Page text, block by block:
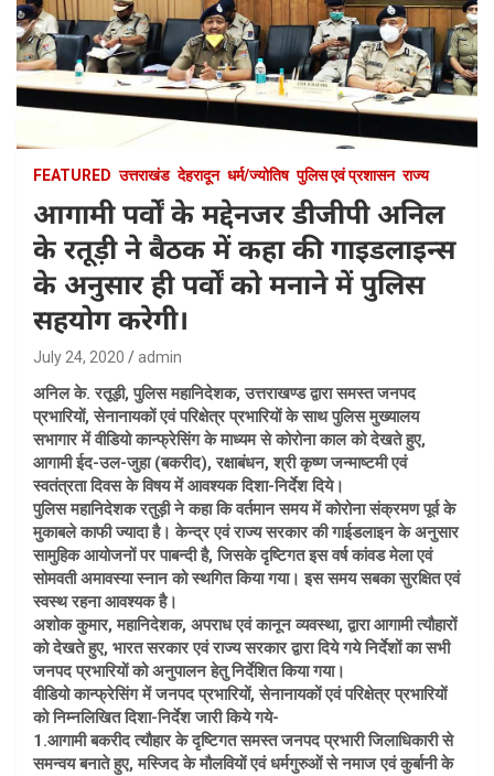
FEATURED उत्तराखंड देहरादून धर्म/ज्योतिष पुलिस एवं प्रशासन राज्य
आगामी पर्वों के मद्देनजर डीजीपी अनिल
के रतूड़ी ने बैठक में कहा की गाइडलाइन्स
के अनुसार ही पर्वों को मनाने में पुलिस
सहयोग करेगी।
July 24, 2020 admin
अनिल के. रतूड़ी, पुलिस महानिदेशक, उत्तराखण्ड द्वारा समस्त जनपद
प्रभारियों, सेनानायकों एवं परिक्षेत्र प्रभारियों के साथ पुलिस मुख्यालय
सभागार में वीडियो कान्फ्रेसिंग के माध्यम से कोरोना काल को देखते हुए,
आगामी ईद-उल-जुहा (बकरीद), रक्षाबंधन, श्री कृष्ण जन्माष्टमी एवं
स्वतंत्रता दिवस के विषय में आवश्यक दिशा-निर्देश दिये।
पुलिस महानिदेशक रतुड़ी ने कहा कि वर्तमान समय में कोरोना संक्रमण पूर्व के
मुकाबले काफी ज्यादा है। केन्द्र एवं राज्य सरकार की गाईडलाइन के अनुसार
सामुहिक आयोजनों पर पाबन्दी है, जिसके दृष्टिगत इस वर्ष कांवड मेला एवं
सोमवती अमावस्या स्नान को स्थगित किया गया। इस समय सबका सुरक्षित एवं
स्वस्थ रहना आवश्यक है।
अशोक कुमार, महानिदेशक, अपराध एवं कानून व्यवस्था, द्वारा आगामी त्यौहारों
को देखते हुए, भारत सरकार एवं राज्य सरकार द्वारा दिये गये निर्देशों का सभी
जनपद प्रभारियों को अनुपालन हेतु निर्देशित किया गया।
वीडियो कान्फ्रेसिंग में जनपद प्रभारियों, सेनानायकों एवं परिक्षेत्र प्रभारियों
को निम्नलिखित दिशा-निर्देश जारी किये गये-
1.आगामी बकरीद त्यौहार के दृष्टिगत समस्त जनपद प्रभारी जिलाधिकारी से
समन्वय बनाते हुए, मस्जिद के मौलवियों एवं धर्मगुरुओं से नमाज एवं कुर्बानी के